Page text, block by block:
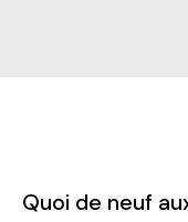
Quoi de neuf